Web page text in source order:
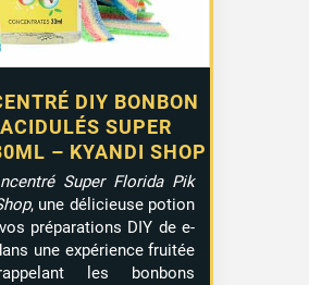
DIY BONBON
SUPER
– KYANDI SHOP
Super Florida Pik
, une délicieuse potion
préparations DIY de e-
une expérience fruitée
les bonbons